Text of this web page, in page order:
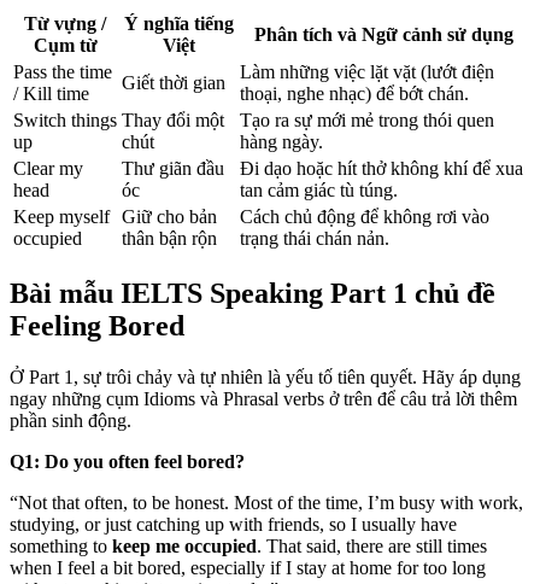
Từ vựng /
Cụm từ
Ý nghĩa tiếng
Việt
Phân tích và Ngữ cảnh sử dụng
Pass the time
/ Kill time
Giết thời gian
Làm những việc lặt vặt (lướt điện
thoại, nghe nhạc) để bớt chán.
Switch things
up
Thay đổi một
chút
Tạo ra sự mới mẻ trong thói quen
hàng ngày.
Clear my
head
Thư giãn đầu
óc
Đi dạo hoặc hít thở không khí để xua
tan cảm giác tù túng.
Keep myself
occupied
Giữ cho bản
thân bận rộn
Cách chủ động để không rơi vào
trạng thái chán nản.
Bài mẫu IELTS Speaking Part 1 chủ đề
Feeling Bored
Ở Part 1, sự trôi chảy và tự nhiên là yếu tố tiên quyết. Hãy áp dụng
ngay những cụm Idioms và Phrasal verbs ở trên để câu trả lời thêm
phần sinh động.
Q1: Do you often feel bored?
“Not that often, to be honest. Most of the time, I’m busy with work,
studying, or just catching up with friends, so I usually have
something to keep me occupied. That said, there are still times
when I feel a bit bored, especially if I stay at home for too long